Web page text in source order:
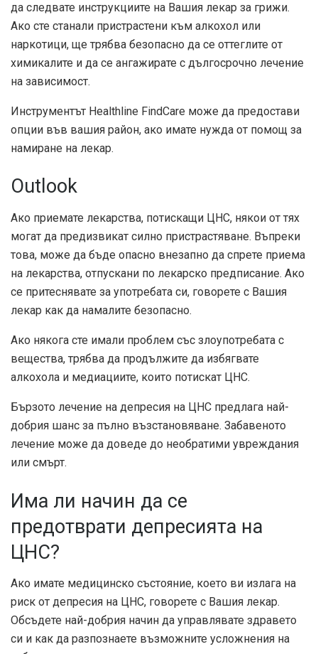
да следвате инструкциите на Вашия лекар за грижи.
Ако сте станали пристрастени към алкохол или
наркотици, ще трябва безопасно да се оттеглите от
химикалите и да се ангажирате с дългосрочно лечение
на зависимост.
Инструментът Healthline FindCare може да предостави
опции във вашия район, ако имате нужда от помощ за
намиране на лекар.
Outlook
Ако приемате лекарства, потискащи ЦНС, някои от тях
могат да предизвикат силно пристрастяване. Въпреки
това, може да бъде опасно внезапно да спрете приема
на лекарства, отпускани по лекарско предписание. Ако
се притеснявате за употребата си, говорете с Вашия
лекар как да намалите безопасно.
Ако някога сте имали проблем със злоупотребата с
вещества, трябва да продължите да избягвате
алкохола и медиациите, които потискат ЦНС.
Бързото лечение на депресия на ЦНС предлага най-
добрия шанс за пълно възстановяване. Забавеното
лечение може да доведе до необратими увреждания
или смърт.
Има ли начин да се
предотврати депресията на
ЦНС?
Ако имате медицинско състояние, което ви излага на
риск от депресия на ЦНС, говорете с Вашия лекар.
Обсъдете най-добрия начин да управлявате здравето
си и как да разпознаете възможните усложнения на